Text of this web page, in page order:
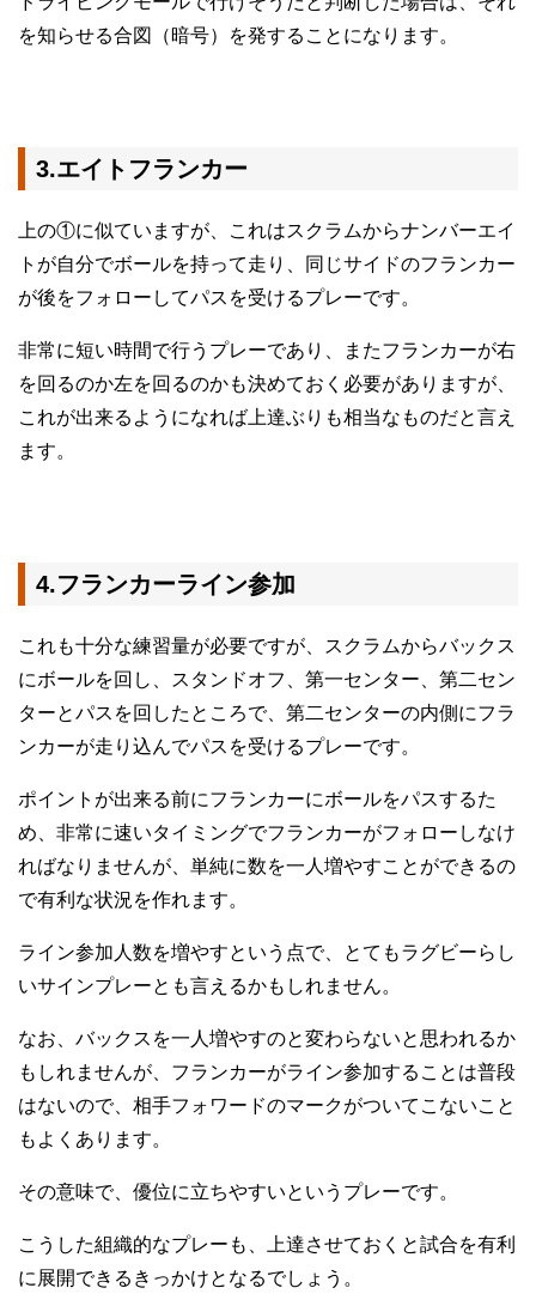
を知らせる合図（暗号）を発することになります。
3.エイトフランカー
上の①に似ていますが、これはスクラムからナンバーエイ
トが自分でボールを持って走り、同じサイドのフランカー
が後をフォローしてパスを受けるプレーです。
非常に短い時間で行うプレーであり、またフランカーが右
を回るのか左を回るのかも決めておく必要がありますが、
これが出来るようになれば上達ぶりも相当なものだと言え
ます。
4.フランカーライン参加
これも十分な練習量が必要ですが、スクラムからバックス
にボールを回し、スタンドオフ、第一センター、第二セン
ターとパスを回したところで、第二センターの内側にフラ
ンカーが走り込んでパスを受けるプレーです。
ポイントが出来る前にフランカーにボールをパスするた
め、非常に速いタイミングでフランカーがフォローしなけ
ればなりませんが、単純に数を一人増やすことができるの
で有利な状況を作れます。
ライン参加人数を増やすという点で、とてもラグビーらし
いサインプレーとも言えるかもしれません。
なお、バックスを一人増やすのと変わらないと思われるか
もしれませんが、フランカーがライン参加することは普段
はないので、相手フォワードのマークがついてこないこと
もよくあります。
その意味で、優位に立ちやすいというプレーです。
こうした組織的なプレーも、上達させておくと試合を有利
に展開できるきっかけとなるでしょう。